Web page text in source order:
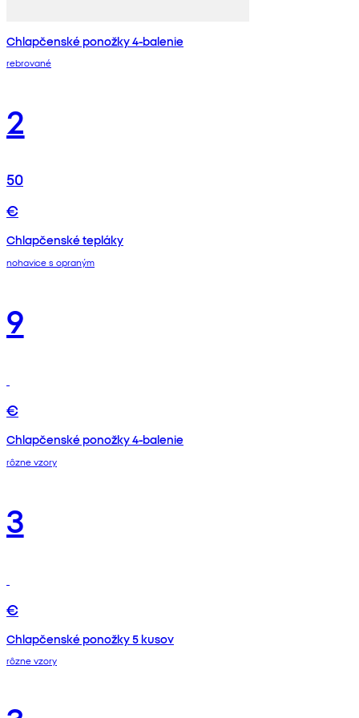
Chlapčenské ponožky 4-balenie
rebrované
2
50
€
Chlapčenské tepláky
nohavice s opraným
9
€
Chlapčenské ponožky 4-balenie
rôzne vzory
3
€
Chlapčenské ponožky 5 kusov
rôzne vzory